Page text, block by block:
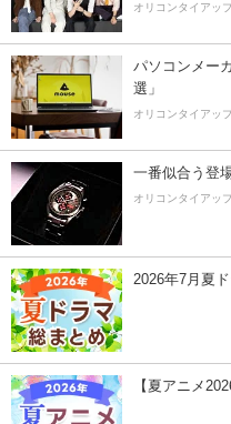
オリコンタイアッ
パソコンメー
選」
オリコンタイアッ
一番似合う登
オリコンタイアッ
2026年7月夏
【夏アニメ